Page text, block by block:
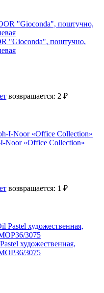
"Gioconda", поштучно,
возвращается: 2 ₽
Noor «Office Collection»
возвращается: 1 ₽
художественная,
3075